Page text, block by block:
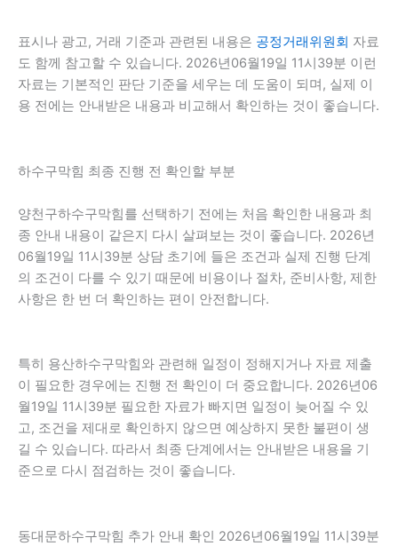
표시나 광고, 거래 기준과 관련된 내용은 공정거래위원회 자료
도 함께 참고할 수 있습니다. 2026년06월19일 11시39분 이런
자료는 기본적인 판단 기준을 세우는 데 도움이 되며, 실제 이
용 전에는 안내받은 내용과 비교해서 확인하는 것이 좋습니다.
하수구막힘 최종 진행 전 확인할 부분
양천구하수구막힘를 선택하기 전에는 처음 확인한 내용과 최
종 안내 내용이 같은지 다시 살펴보는 것이 좋습니다. 2026년
06월19일 11시39분 상담 초기에 들은 조건과 실제 진행 단계
의 조건이 다를 수 있기 때문에 비용이나 절차, 준비사항, 제한
사항은 한 번 더 확인하는 편이 안전합니다.
특히 용산하수구막힘와 관련해 일정이 정해지거나 자료 제출
이 필요한 경우에는 진행 전 확인이 더 중요합니다. 2026년06
월19일 11시39분 필요한 자료가 빠지면 일정이 늦어질 수 있
고, 조건을 제대로 확인하지 않으면 예상하지 못한 불편이 생
길 수 있습니다. 따라서 최종 단계에서는 안내받은 내용을 기
준으로 다시 점검하는 것이 좋습니다.
동대문하수구막힘 추가 안내 확인 2026년06월19일 11시39분